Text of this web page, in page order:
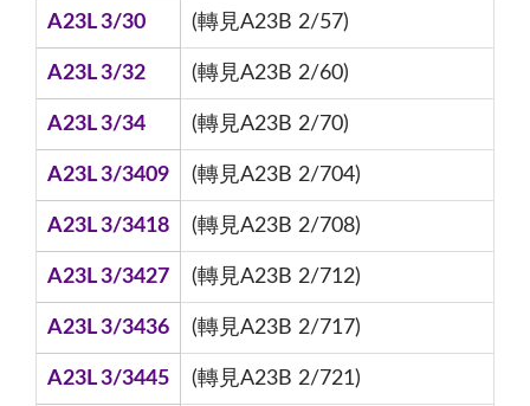
A23L 3/30 (轉見A23B 2/57)
A23L 3/32 (轉見A23B 2/60)
A23L 3/34 (轉見A23B 2/70)
A23L 3/3409 (轉見A23B 2/704)
A23L 3/3418 (轉見A23B 2/708)
A23L 3/3427 (轉見A23B 2/712)
A23L 3/3436 (轉見A23B 2/717)
A23L 3/3445 (轉見A23B 2/721)